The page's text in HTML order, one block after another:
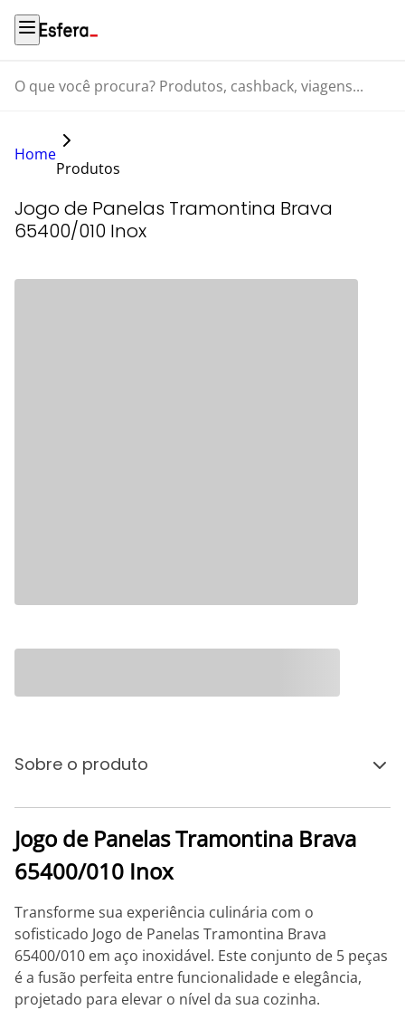
O que você procura? Produtos, cashback, viagens...
Home
Produtos
Jogo de Panelas Tramontina Brava
65400/010 Inox
Sobre o produto
Jogo de Panelas Tramontina Brava
65400/010 Inox
Transforme sua experiência culinária com o
sofisticado Jogo de Panelas Tramontina Brava
65400/010 em aço inoxidável. Este conjunto de 5 peças
é a fusão perfeita entre funcionalidade e elegância,
projetado para elevar o nível da sua cozinha.